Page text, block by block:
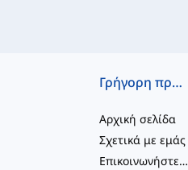
Γρήγορη πρόσβαση
Αρχική σελίδα
Σχετικά με εμάς
Επικοινωνήστε μαζί μας